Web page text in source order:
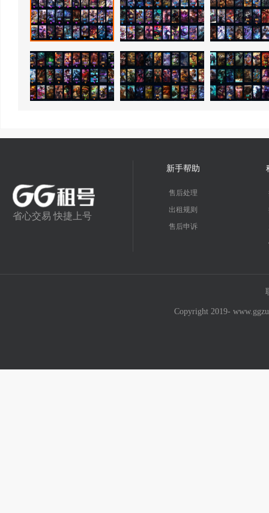
省心交易 快捷上号
新手帮助
售后处理
出租规则
售后申诉
Copyright 2019-